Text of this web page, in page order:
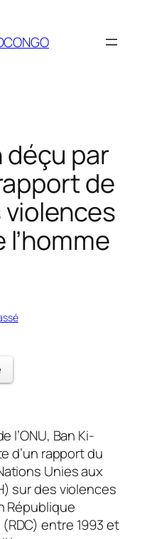
déçu par
de
violences
l’ONU, Ban Ki-
d’un rapport du
Unies aux
sur des violences
République
entre 1993 et